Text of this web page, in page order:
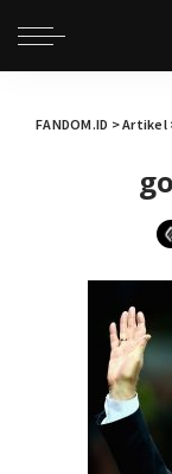
FANDOM.ID >Artikel